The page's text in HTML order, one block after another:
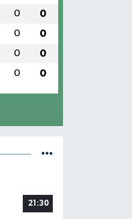
0 0
0 0
0 0
0 0
21:30